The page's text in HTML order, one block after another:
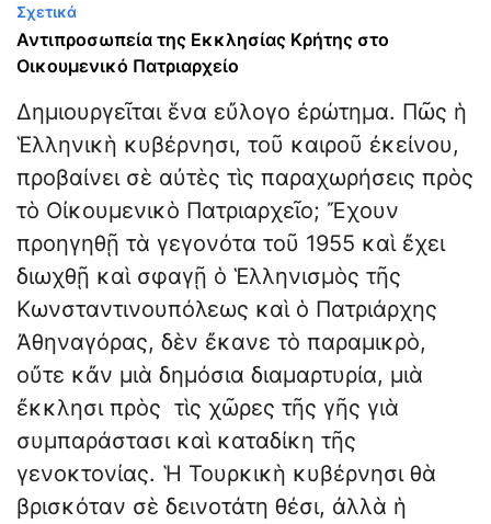
Σχετικά
Αντιπροσωπεία της Εκκλησίας Κρήτης στο
Οικουμενικό Πατριαρχείο
Δημιουργεῖται ἕνα εὔλογο ἐρώτημα. Πῶς ἡ
Ἑλληνικὴ κυβέρνησι, τοῦ καιροῦ ἐκείνου,
προβαίνει σὲ αὐτὲς τὶς παραχωρήσεις πρὸς
τὸ Οἰκουμενικὸ Πατριαρχεῖο; Ἔχουν
προηγηθῇ τὰ γεγονότα τοῦ 1955 καὶ ἔχει
διωχθῇ καὶ σφαγῇ ὁ Ἑλληνισμὸς τῆς
Κωνσταντινουπόλεως καὶ ὁ Πατριάρχης
Ἀθηναγόρας, δὲν ἔκανε τὸ παραμικρὸ,
οὔτε κἄν μιὰ δημόσια διαμαρτυρία, μιὰ
ἔκκλησι πρὸς τὶς χῶρες τῆς γῆς γιὰ
συμπαράστασι καὶ καταδίκη τῆς
γενοκτονίας. Ἡ Τουρκικὴ κυβέρνησι θὰ
βρισκόταν σὲ δεινοτάτη θέσι, ἀλλὰ ἡ